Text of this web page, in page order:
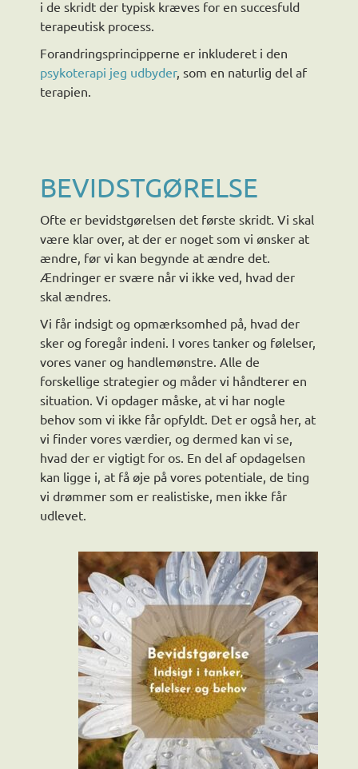
i de skridt der typisk kræves for en succesfuld
terapeutisk process.
Forandringsprincipperne er inkluderet i den
psykoterapi jeg udbyder, som en naturlig del af
terapien.
BEVIDSTGØRELSE
Ofte er bevidstgørelsen det første skridt. Vi skal
være klar over, at der er noget som vi ønsker at
ændre, før vi kan begynde at ændre det.
Ændringer er svære når vi ikke ved, hvad der
skal ændres.
Vi får indsigt og opmærksomhed på, hvad der
sker og foregår indeni. I vores tanker og følelser,
vores vaner og handlemønstre. Alle de
forskellige strategier og måder vi håndterer en
situation. Vi opdager måske, at vi har nogle
behov som vi ikke får opfyldt. Det er også her, at
vi finder vores værdier, og dermed kan vi se,
hvad der er vigtigt for os. En del af opdagelsen
kan ligge i, at få øje på vores potentiale, de ting
vi drømmer som er realistiske, men ikke får
udlevet.